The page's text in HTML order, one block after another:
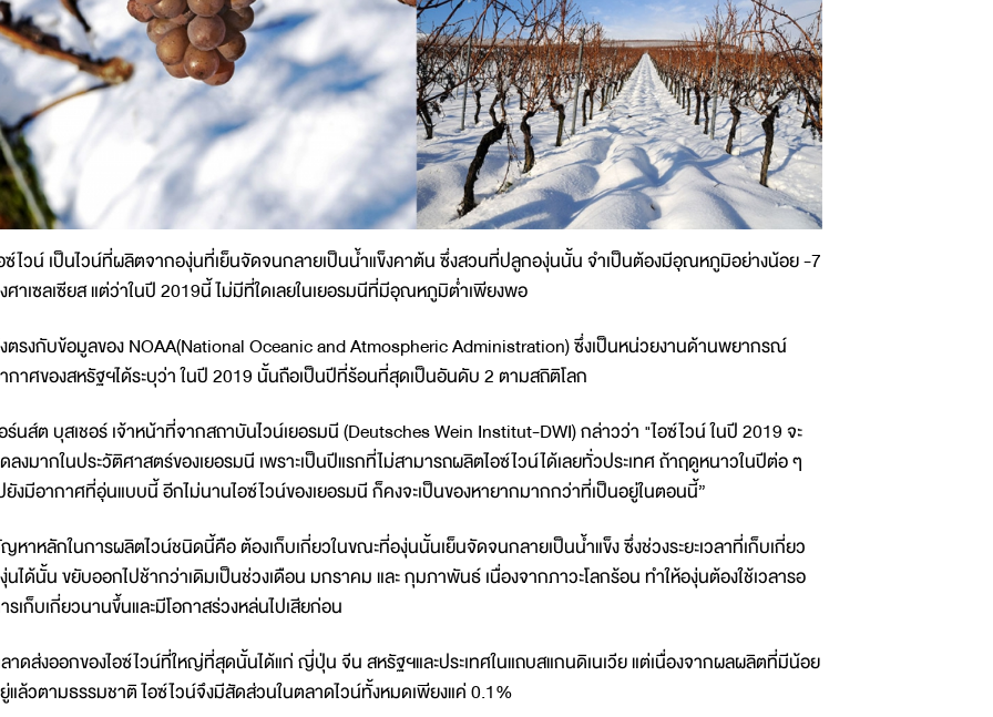
ซ์ไวน์ เป็นไวน์ที่ผลิตจากองุ่นที่เย็นจัดจนกลายเป็นน้ำแข็งคาต้น ซึ่งสวนที่ปลูกองุ่นนั้น จำเป็นต้องมีอุณหภูมิอย่างน้อย -7
ศาเซลเซียส แต่ว่าในปี 2019นี้ ไม่มีที่ใดเลยในเยอรมนีที่มีอุณหภูมิต่ำเพียงพอ
ตรงกับข้อมูลของ NOAA(National Oceanic and Atmospheric Administration) ซึ่งเป็นหน่วยงานด้านพยากรณ์
กาศของสหรัฐฯได้ระบุว่า ในปี 2019 นั้นถือเป็นปีที่ร้อนที่สุดเป็นอันดับ 2 ตามสถิติโลก
ร์นส์ต บุสเชอร์ เจ้าหน้าที่จากสถาบันไวน์เยอรมนี (Deutsches Wein Institut-DWI) กล่าวว่า "ไอซ์ไวน์ ในปี 2019 จะ
ลงมากในประวัติศาสตร์ของเยอรมนี เพราะเป็นปีแรกที่ไม่สามารถผลิตไอซ์ไวน์ได้เลยทั่วประเทศ ถ้าฤดูหนาวในปีต่อ ๆ
ยังมีอากาศที่อุ่นแบบนี้ อีกไม่นานไอซ์ไวน์ของเยอรมนี ก็คงจะเป็นของหายากมากกว่าที่เป็นอยู่ในตอนนี้”
หาหลักในการผลิตไวน์ชนิดนี้คือ ต้องเก็บเกี่ยวในขณะที่องุ่นนั้นเย็นจัดจนกลายเป็นน้ำแข็ง ซึ่งช่วงระยะเวลาที่เก็บเกี่ยว
นได้นั้น ขยับออกไปช้ากว่าเดิมเป็นช่วงเดือน มกราคม และ กุมภาพันธ์ เนื่องจากภาวะโลกร้อน ทำให้องุ่นต้องใช้เวลารอ
รเก็บเกี่ยวนานขึ้นและมีโอกาสร่วงหล่นไปเสียก่อน
าดส่งออกของไอซ์ไวน์ที่ใหญ่ที่สุดนั้นได้แก่ ญี่ปุ่น จีน สหรัฐฯและประเทศในแถบสแกนดิเนเวีย แต่เนื่องจากผลผลิตที่มีน้อย
แล้วตามธรรมชาติ ไอซ์ไวน์จึงมีสัดส่วนในตลาดไวน์ทั้งหมดเพียงแค่ 0.1%